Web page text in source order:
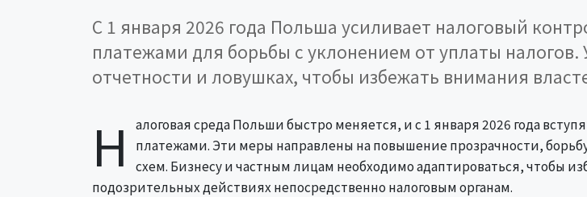
С 1 января 2026 года Польша усиливает налоговый
платежами для борьбы с уклонением от уплаты налогов.
отчетности и ловушках, чтобы избежать внимания
Н
алоговая среда Польши быстро меняется, и с 1 января 2026 года
платежами. Эти меры направлены на повышение прозрачности,
схем. Бизнесу и частным лицам необходимо адаптироваться, чтобы
подозрительных действиях непосредственно налоговым органам.